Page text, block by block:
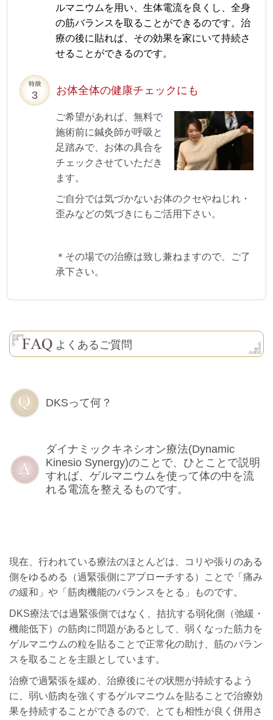
ルマニウムを用い、生体電流を良くし、全身
の筋バランスを取ることができるのです。治
療の後に貼れば、その効果を家にいて持続さ
せることができるのです。
お体全体の健康チェックにも
ご希望があれば、無料で
施術前に鍼灸師が呼吸と
足踏みで、お体の具合を
チェックさせていただき
ます。
ご自分では気づかないお体のクセやねじれ・
歪みなどの気づきにもご活用下さい。
＊その場での治療は致し兼ねますので、ご了
承下さい。
よくあるご質問
DKSって何？
ダイナミックキネシオン療法(Dynamic
Kinesio Synergy)のことで、ひとことで説明
すれば、ゲルマニウムを使って体の中を流
れる電流を整えるものです。
現在、行われている療法のほとんどは、コリや張りのある
側をゆるめる（過緊張側にアプローチする）ことで「痛み
の緩和」や「筋肉機能のバランスをとる」ものです。
DKS療法では過緊張側ではなく、拮抗する弱化側（弛緩・
機能低下）の筋肉に問題があるとして、弱くなった筋力を
ゲルマニウムの粒を貼ることで正常化の助け、筋のバラン
スを取ることを主眼としています。
治療で過緊張を緩め、治療後にその状態が持続するよう
に、弱い筋肉を強くするゲルマニウムを貼ることで治療効
果を持続することができるので、とても相性が良く併用さ